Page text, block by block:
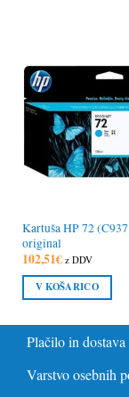
Kartuša HP 72
original
102,51€ z DDV
V KOŠARICO
Plačilo in dostava
Varstvo osebnih